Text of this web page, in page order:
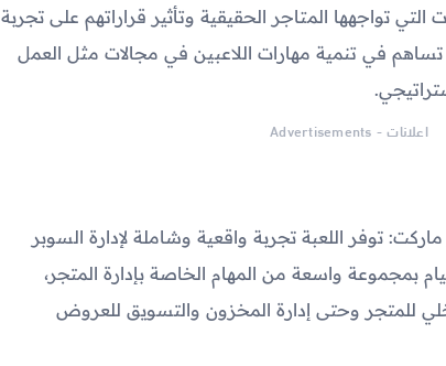
تواجهها المتاجر الحقيقية وتأثير قراراتهم على تجربة
تساهم في تنمية مهارات اللاعبين في مجالات مثل العمل
اعلانات - Advertisements
توفر اللعبة تجربة واقعية وشاملة لإدارة السوبر
بمجموعة واسعة من المهام الخاصة بإدارة المتجر،
للمتجر وحتى إدارة المخزون والتسويق للعروض